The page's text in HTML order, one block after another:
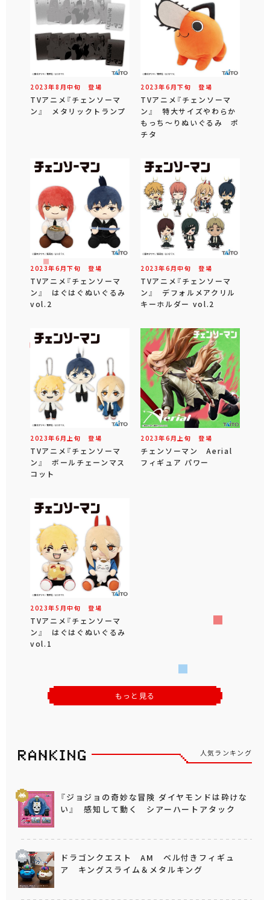
2023年8 月中旬 登場
TVアニメ『チェンソーマ
ン』 メタリックトランプ
2023年6 月下旬 登場
TVアニメ『チェンソーマ
ン』 特大サイズやわらか
もっち～りぬいぐるみ ポ
チタ
2023年6 月下旬 登場
TVアニメ『チェンソーマ
ン』 はぐはぐぬいぐるみ
vol.2
2023年6 月中旬 登場
TVアニメ『チェンソーマ
ン』 デフォルメアクリル
キーホルダー vol.2
2023年6 月 上旬 登場
TVアニメ『チェンソーマ
ン』 ボールチェーンマス
コット
2023年6 月 上旬 登場
チェンソーマン Aerial
フィギュア パワー
2023年5 月中旬 登場
TVアニメ『チェンソーマ
ン』 はぐはぐぬいぐるみ
vol.1
もっと見る
人気ランキング
『ジョジョの奇妙な冒険 ダイヤモンドは砕けな
い』 感知して動く シアーハートアタック
ドラゴンクエスト AM ベル付きフィギュ
ア キングスライム＆メタルキング